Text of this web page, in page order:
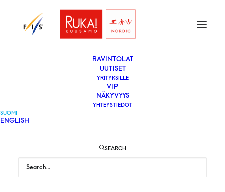
VAPAAEHTOISEKSI
YLEISÖLLE
­RAVINTOLAT
UUTISET
YRITYKSILLE
VIP
NÄKYVYYS
YHTEYSTIEDOT
SUOMI
ENGLISH
SEARCH
NAISTEN